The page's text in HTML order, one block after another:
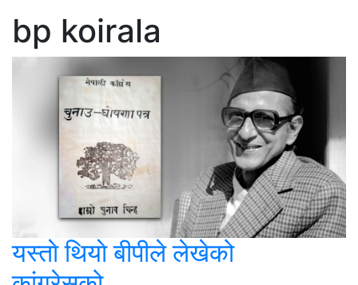
bp koirala
यस्ताे थियाे बीपीले लेखेको